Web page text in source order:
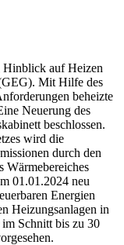
Hinblick auf Heizen
Mit Hilfe des
beheizte
Neuerung des
beschlossen.
wird die
durch den
Wärmebereiches
01.01.2024 neu
Energien
Heizungsanlagen in
Schnitt bis zu 30